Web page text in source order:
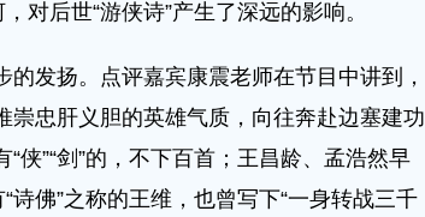
对后世“游侠诗”产生了深远的影响。
发扬。点评嘉宾康震老师在节目中讲到，
忠肝义胆的英雄气质，向往奔赴边塞建功
侠”“剑”的，不下百首；王昌龄、孟浩然早
诗佛”之称的王维，也曾写下“一身转战三千